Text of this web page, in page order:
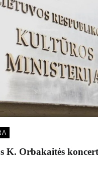
K. Orbakaitės